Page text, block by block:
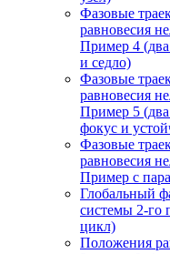
Фазовые
равновесия
Пример 4
и седло)
Фазовые
равновесия
Пример 5
фокус и
Фазовые
равновесия
Пример с
Глобальный
системы 2-го
цикл)
Положения